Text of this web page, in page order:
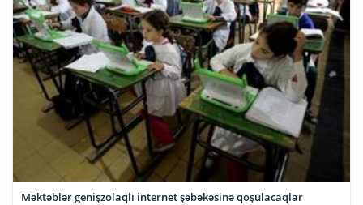
Məktəblər genişzolaqlı internet şəbəkəsinə qoşulacaqlar